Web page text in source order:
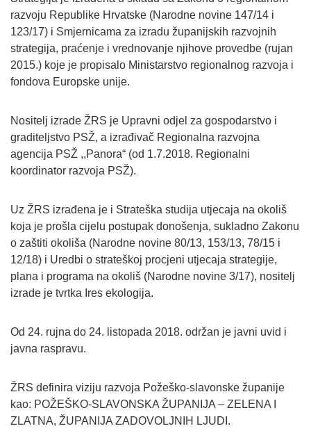
razvoju Republike Hrvatske (Narodne novine 147/14 i
123/17) i Smjernicama za izradu županijskih razvojnih
strategija, praćenje i vrednovanje njihove provedbe (rujan
2015.) koje je propisalo Ministarstvo regionalnog razvoja i
fondova Europske unije.
Nositelj izrade ŽRS je Upravni odjel za gospodarstvo i
graditeljstvo PSŽ, a izrađivač Regionalna razvojna
agencija PSŽ ,,Panora“ (od 1.7.2018. Regionalni
koordinator razvoja PSŽ).
Uz ŽRS izrađena je i Strateška studija utjecaja na okoliš
koja je prošla cijelu postupak donošenja, sukladno Zakonu
o zaštiti okoliša (Narodne novine 80/13, 153/13, 78/15 i
12/18) i Uredbi o strateškoj procjeni utjecaja strategije,
plana i programa na okoliš (Narodne novine 3/17), nositelj
izrade je tvrtka Ires ekologija.
Od 24. rujna do 24. listopada 2018. održan je javni uvid i
javna raspravu.
ŽRS definira viziju razvoja Požeško-slavonske županije
kao: POŽEŠKO-SLAVONSKA ŽUPANIJA – ZELENA I
ZLATNA, ŽUPANIJA ZADOVOLJNIH LJUDI.